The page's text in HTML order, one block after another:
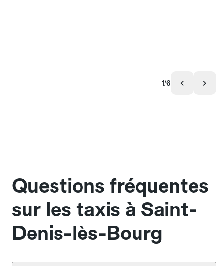
1/6
Questions fréquentes
sur les taxis à Saint-
Denis-lès-Bourg